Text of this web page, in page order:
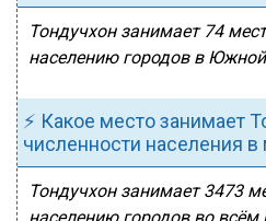
Тондучхон занимает 74
населению городов в
⚡ Какое место занимает
численности населения в
Тондучхон занимает 3473